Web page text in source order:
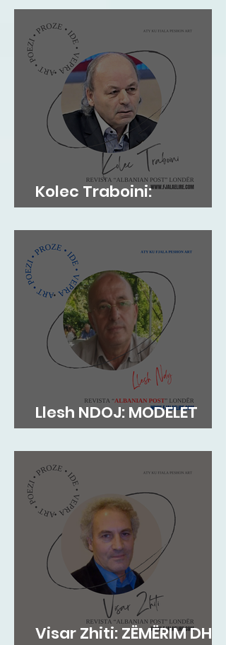
Kolec Traboini:
GJUHADOLI
Llesh NDOJ: MODELET
AUTORITARE
Visar Zhiti: ZËMËRIM DHE